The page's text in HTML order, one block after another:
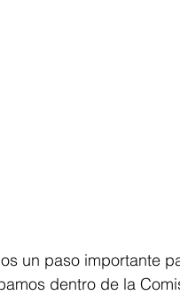
un paso importante
dentro de la